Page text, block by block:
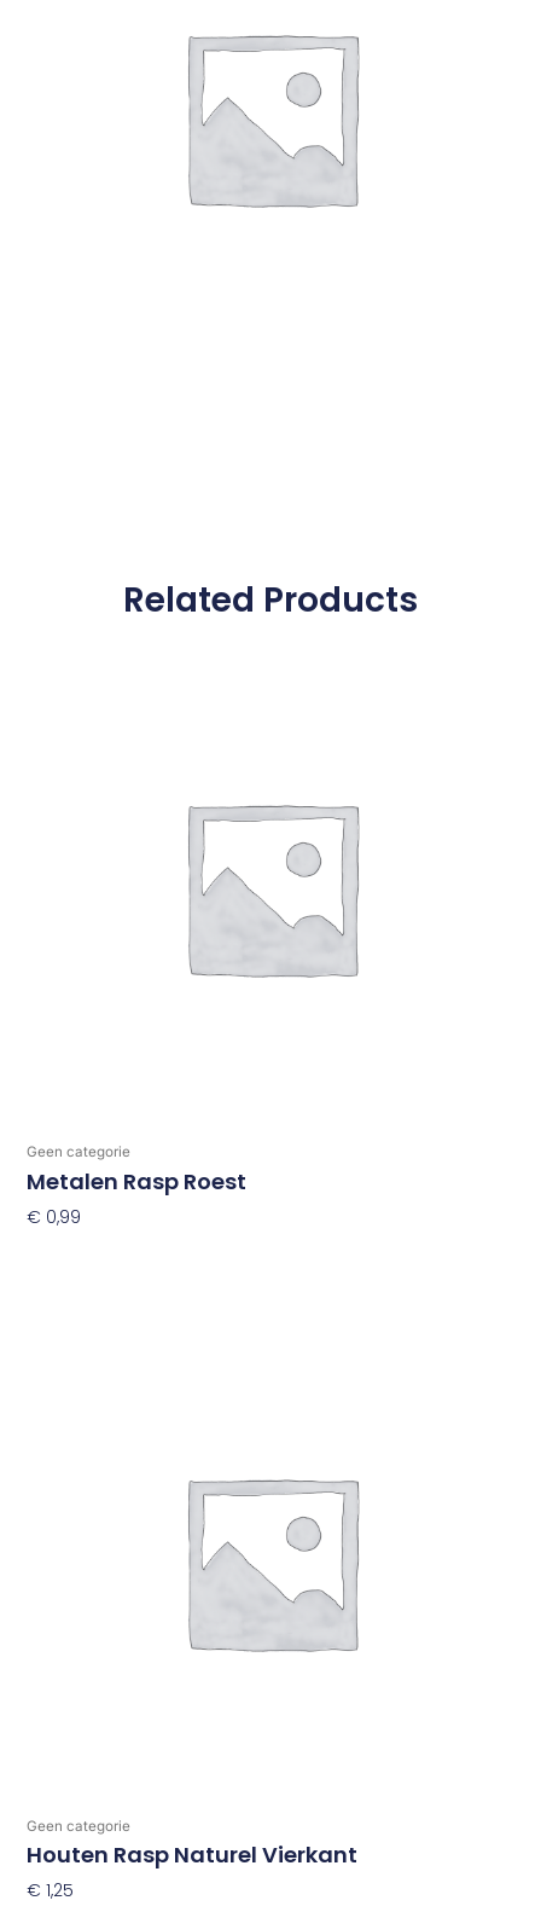
Related Products
Geen categorie
Metalen Rasp Roest
€ 0,99
Geen categorie
Houten Rasp Naturel Vierkant
€ 1,25